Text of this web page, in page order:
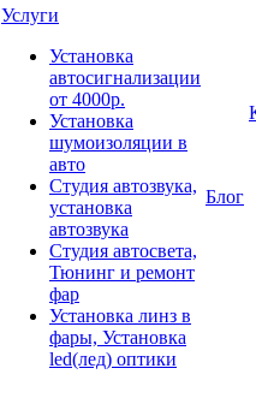
Услуги
Установка
автосигнализации
от 4000р.
Установка
шумоизоляции в
авто
Студия автозвука,
установка
автозвука
Студия автосвета,
Тюнинг и ремонт
фар
Установка линз в
фары, Установка
led(лед) оптики
Блог